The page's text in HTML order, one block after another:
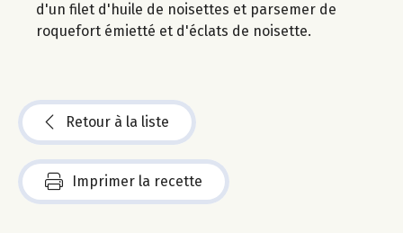
d'un filet d'huile de noisettes et parsemer de
roquefort émietté et d'éclats de noisette.
Retour à la liste
Imprimer la recette